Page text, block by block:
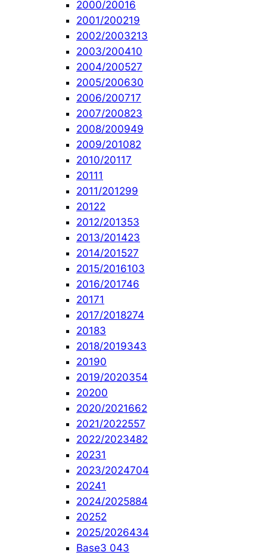
2000/20016
2001/200219
2002/2003213
2003/200410
2004/200527
2005/200630
2006/200717
2007/200823
2008/200949
2009/201082
2010/20117
20111
2011/201299
20122
2012/201353
2013/201423
2014/201527
2015/2016103
2016/201746
20171
2017/2018274
20183
2018/2019343
20190
2019/2020354
20200
2020/2021662
2021/2022557
2022/2023482
20231
2023/2024704
20241
2024/2025884
20252
2025/2026434
Base3 043